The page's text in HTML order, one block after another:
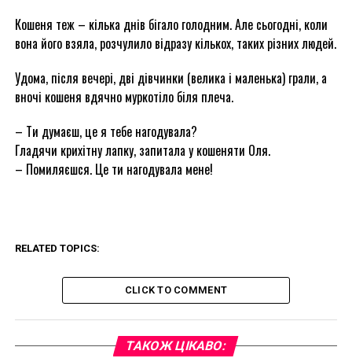
Кошеня теж – кілька днів бігало голодним. Але сьогодні, коли
вона його взяла, розчулило відразу кількох, таких різних людей.
Удома, після вечері, дві дівчинки (велика і маленька) грали, а
вночі кошеня вдячно муркотіло біля плеча.
– Ти думаєш, це я тебе нагодувала?
Гладячи крихітну лапку, запитала у кошеняти Оля.
– Помиляєшся. Це ти нагодувала мене!
RELATED TOPICS:
CLICK TO COMMENT
ТАКОЖ ЦІКАВО: